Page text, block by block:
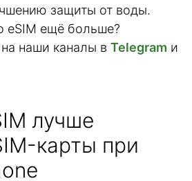
защиты от воды.
eSIM ещё больше?
наши каналы в Telegram и
лучше
карты при